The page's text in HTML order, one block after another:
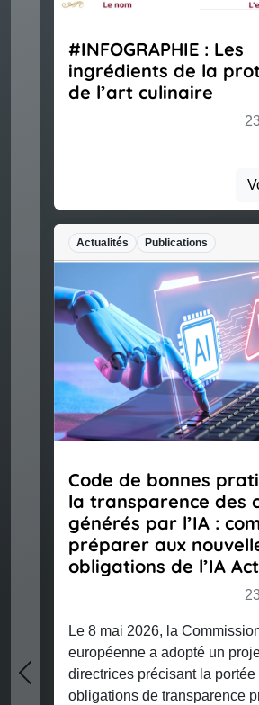
#INFOGRAPHIE : Les
ingrédients de la
de l’art culinaire
Actualités Publications
Code de bonnes
la transparence des
générés par l’IA :
préparer aux
obligations de l’IA Act
Le 8 mai 2026, la
européenne a adopté un
directrices précisant la portée
obligations de transparence
Previous